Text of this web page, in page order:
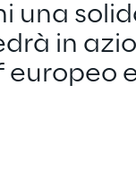
una
in
europeo